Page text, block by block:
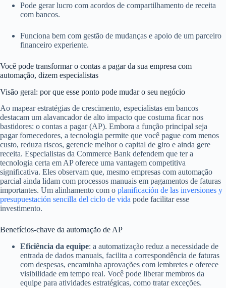
Pode gerar lucro com acordos de compartilhamento de receita
com bancos.
Funciona bem com gestão de mudanças e apoio de um parceiro
financeiro experiente.
Você pode transformar o contas a pagar da sua empresa com
automação, dizem especialistas
Visão geral: por que esse ponto pode mudar o seu negócio
Ao mapear estratégias de crescimento, especialistas em bancos
destacam um alavancador de alto impacto que costuma ficar nos
bastidores: o contas a pagar (AP). Embora a função principal seja
pagar fornecedores, a tecnologia permite que você pague com menos
custo, reduza riscos, gerencie melhor o capital de giro e ainda gere
receita. Especialistas da Commerce Bank defendem que ter a
tecnologia certa em AP oferece uma vantagem competitiva
significativa. Eles observam que, mesmo empresas com automação
parcial ainda lidam com processos manuais em pagamentos de faturas
importantes. Um alinhamento com o planificación de las inversiones y
presupuestación sencilla del ciclo de vida pode facilitar esse
investimento.
Benefícios-chave da automação de AP
Eficiência da equipe: a automatização reduz a necessidade de
entrada de dados manuais, facilita a correspondência de faturas
com despesas, encaminha aprovações com lembretes e oferece
visibilidade em tempo real. Você pode liberar membros da
equipe para atividades estratégicas, como tratar exceções.